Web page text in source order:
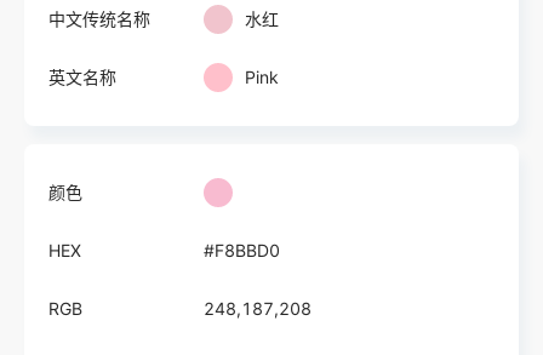
中文传统名称 水红
英文名称 Pink
颜色
HEX #F8BBD0
RGB 248,187,208